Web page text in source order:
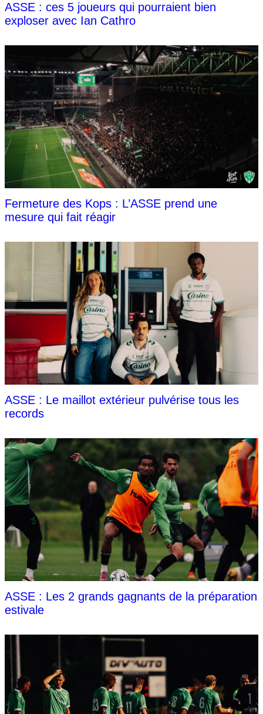
ASSE : ces 5 joueurs qui pourraient bien
exploser avec Ian Cathro
Fermeture des Kops : L’ASSE prend une
mesure qui fait réagir
ASSE : Le maillot extérieur pulvérise tous les
records
ASSE : Les 2 grands gagnants de la préparation
estivale